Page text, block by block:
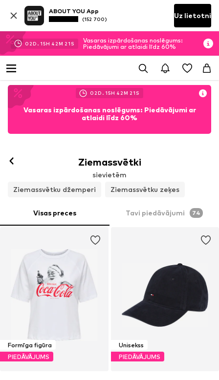
ABOUT YOU App
(152 700) Uz lietotni
02D. 15H 42M 19 S
Vasaras izpārdošanas noslēgums:
Piedāvājumi ar atlaidi līdz 60%
02D. 15H 42M 19 S
Vasaras izpārdošanas noslēgums: Piedāvājumi ar
atlaidi līdz 60%
Ziemassvētki
sievietēm
Ziemassvētku džemperi
Ziemassvētku zeķes
Visas preces Tavi piedāvājumi 74
Formīga figūra
PIEDĀVĀJUMS
Unisekss
PIEDĀVĀJUMS